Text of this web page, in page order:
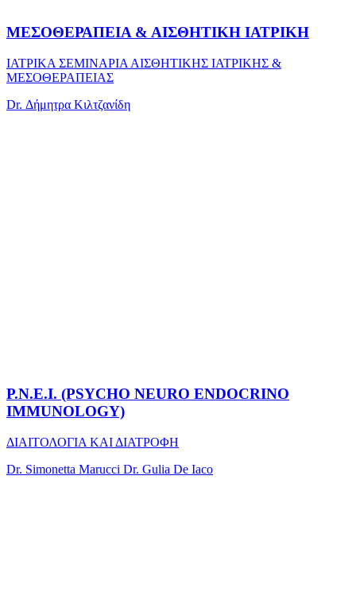
ΜΕΣΟΘΕΡΑΠΕΙΑ & ΑΙΣΘΗΤΙΚΗ ΙΑΤΡΙΚΗ
ΙΑΤΡΙΚΑ ΣΕΜΙΝΑΡΙΑ ΑΙΣΘΗΤΙΚΗΣ ΙΑΤΡΙΚΗΣ &
ΜΕΣΟΘΕΡΑΠΕΙΑΣ
Dr. Δήμητρα Κιλτζανίδη
P.N.E.I. (PSYCHO NEURO ENDOCRINO
IMMUNOLOGY)
ΔΙΑΙΤΟΛΟΓΙΑ ΚΑΙ ΔΙΑΤΡΟΦΗ
Dr. Simonetta Marucci Dr. Gulia De Iaco